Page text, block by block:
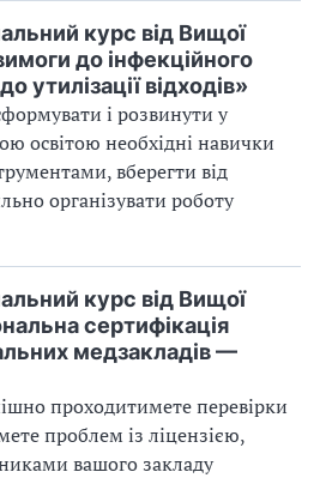
курс від Вищої
до інфекційного
утилізації відходів»
і розвинути у
освітою необхідні навички
вберегти від
організувати роботу
курс від Вищої
сертифікація
медзакладів —
проходитимете перевірки
проблем із ліцензією,
вашого закладу